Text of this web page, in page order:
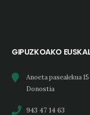
GIPUZKOAKO
Anoeta pasealekua
Donostia
943 47 14 63